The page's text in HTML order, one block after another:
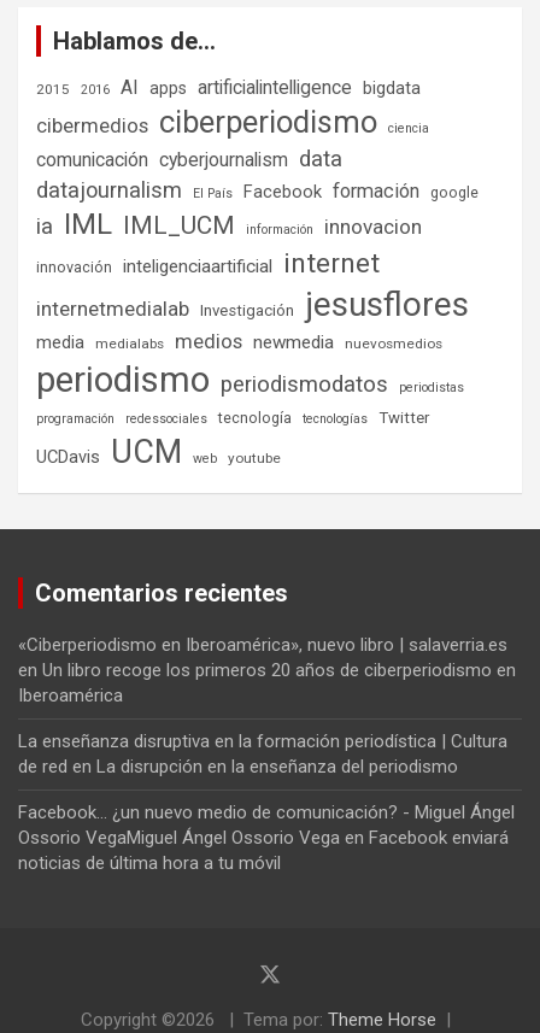
Hablamos de…
2015 2016 AI apps artificialintelligence bigdata
cibermedios ciberperiodismo ciencia
comunicación cyberjournalism data
datajournalism El País Facebook formación google
ia IML IML_UCM información innovacion
innovación inteligenciaartificial internet
internetmedialab Investigación jesusflores
media medialabs medios newmedia nuevosmedios
periodismo periodismodatos
periodistas
programación
redessociales tecnología tecnologías Twitter
UCDavis UCM web youtube
Comentarios recientes
«Ciberperiodismo en Iberoamérica», nuevo libro | salaverria.es
en Un libro recoge los primeros 20 años de ciberperiodismo en
Iberoamérica
La enseñanza disruptiva en la formación periodística | Cultura
de red en La disrupción en la enseñanza del periodismo
Facebook... ¿un nuevo medio de comunicación? - Miguel Ángel
Ossorio VegaMiguel Ángel Ossorio Vega en Facebook enviará
noticias de última hora a tu móvil
Copyright ©2026 Tema por: Theme Horse